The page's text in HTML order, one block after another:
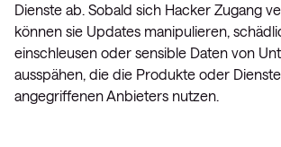
Dienste ab. Sobald sich Hacker Zugang
können sie Updates manipulieren,
einschleusen oder sensible Daten von
ausspähen, die die Produkte oder
angegriffenen Anbieters nutzen.